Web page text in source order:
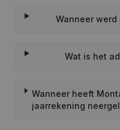
Wanneer
Wat is het
Wanneer heeft
jaarrekening